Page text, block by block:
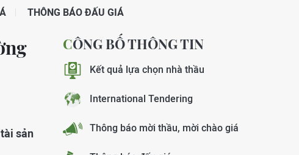
THÔNG BÁO ĐẤU GIÁ
sản
CÔNG BỐ THÔNG TIN
Kết quả lựa chọn nhà thầu
International Tendering
Thông báo mời thầu, mời chào giá